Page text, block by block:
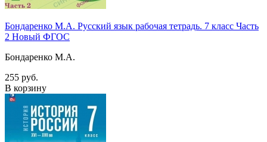
Бондаренко М.А. Русский язык рабочая тетрадь. 7 класс Часть
2 Новый ФГОС
Бондаренко М.А.
255 руб.
В корзину